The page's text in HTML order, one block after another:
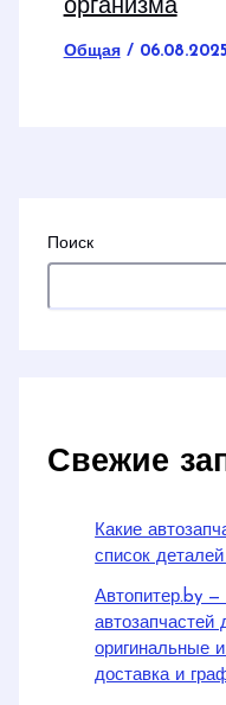
организма
Общая/ 06.08.2025
Поиск
Свежие
Какие
список
Автопитер.by —
автозапчастей
оригинальные
доставка и